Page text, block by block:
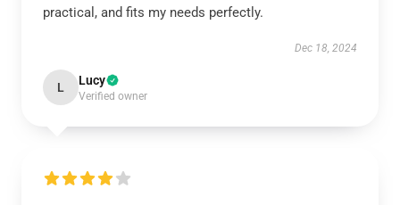
practical, and fits my needs perfectly.
Dec 18, 2024
L Lucy
Verified owner